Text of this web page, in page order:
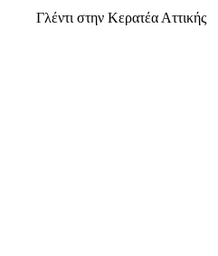
σελίδα
Γλέντι στην Κερατέα Αττικής